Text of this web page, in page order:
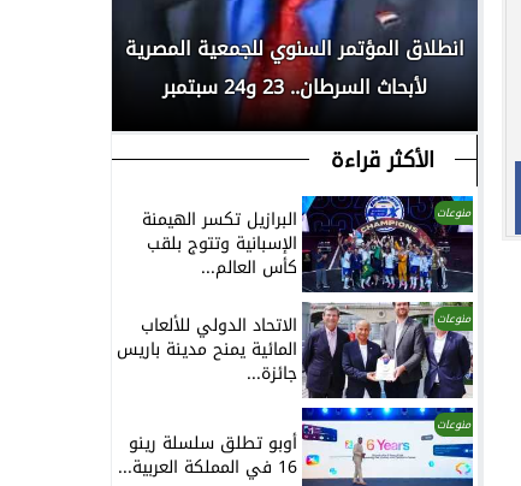
انطلاق المؤتمر السنوي للجمعية المصرية
لأبحاث السرطان.. 23 و24 سبتمبر
الأكثر قراءة
منوعات البرازيل تكسر الهيمنة
الإسبانية وتتوج بلقب
كأس العالم...
منوعات الاتحاد الدولي للألعاب
المائية يمنح مدينة باريس
جائزة...
منوعات
أوبو تطلق سلسلة رينو
16 في المملكة العربية...